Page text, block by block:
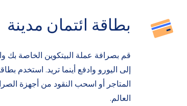
بطاقة ائتمان مدينة
قم بصرافة عملة البيتكوين الخاصة بك
إلى اليورو وادفع أينما تريد. استخدم
المتاجر أو اسحب النقود من أجهزة
العالم.